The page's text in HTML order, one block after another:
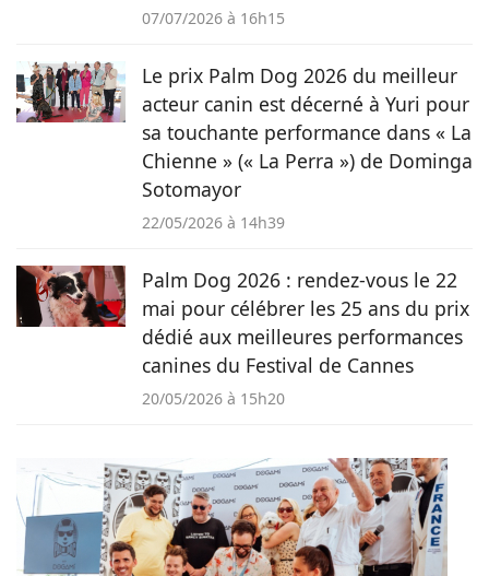
07/07/2026 à 16h15
Le prix Palm Dog 2026 du meilleur
acteur canin est décerné à Yuri pour
sa touchante performance dans « La
Chienne » (« La Perra ») de Dominga
Sotomayor
22/05/2026 à 14h39
Palm Dog 2026 : rendez-vous le 22
mai pour célébrer les 25 ans du prix
dédié aux meilleures performances
canines du Festival de Cannes
20/05/2026 à 15h20